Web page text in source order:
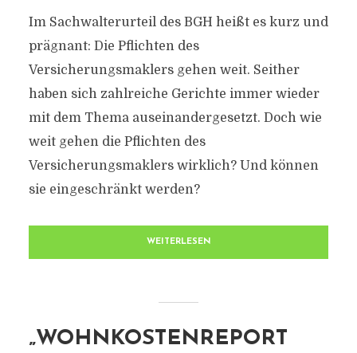
Im Sachwalterurteil des BGH heißt es kurz und
prägnant: Die Pflichten des
Versicherungsmaklers gehen weit. Seither
haben sich zahlreiche Gerichte immer wieder
mit dem Thema auseinandergesetzt. Doch wie
weit gehen die Pflichten des
Versicherungsmaklers wirklich? Und können
sie eingeschränkt werden?
WEITERLESEN
„WOHNKOSTENREPORT